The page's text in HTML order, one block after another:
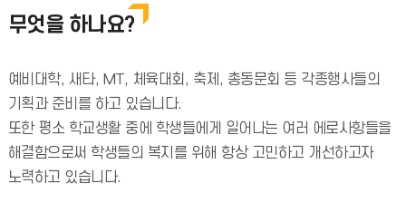
무엇을 하나요?
예비대학, 새타, MT, 체육대회, 축제, 총동문회 등 각종행사들의
기획과 준비를 하고 있습니다.
또한 평소 학교생활 중에 학생들에게 일어나는 여러 에로사항들을
해결함으로써 학생들의 복지를 위해 항상 고민하고 개선하고자
노력하고 있습니다.